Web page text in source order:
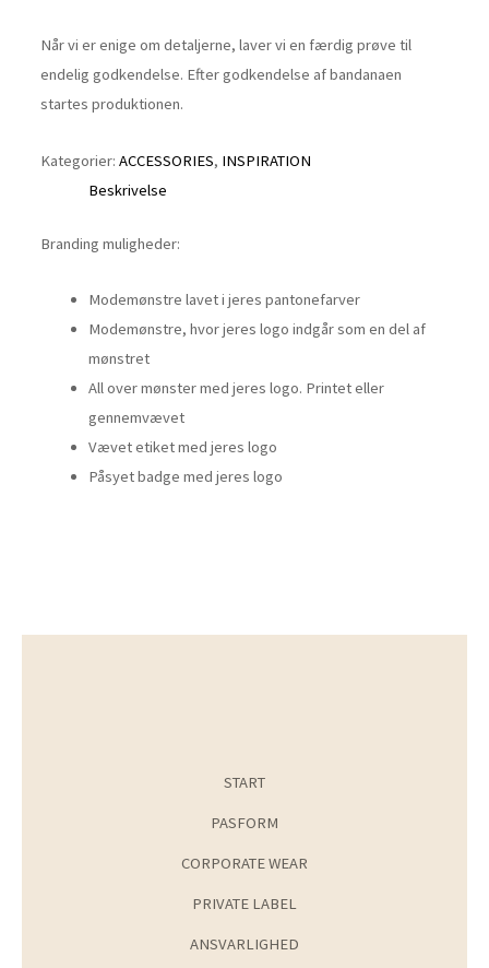
Når vi er enige om detaljerne, laver vi en færdig prøve til
endelig godkendelse. Efter godkendelse af bandanaen
startes produktionen.
Kategorier:ACCESSORIES, INSPIRATION
Beskrivelse
Branding muligheder:
Modemønstre lavet i jeres pantonefarver
Modemønstre, hvor jeres logo indgår som en del af
mønstret
All over mønster med jeres logo. Printet eller
gennemvævet
Vævet etiket med jeres logo
Påsyet badge med jeres logo
START
PASFORM
CORPORATE WEAR
PRIVATE LABEL
ANSVARLIGHED